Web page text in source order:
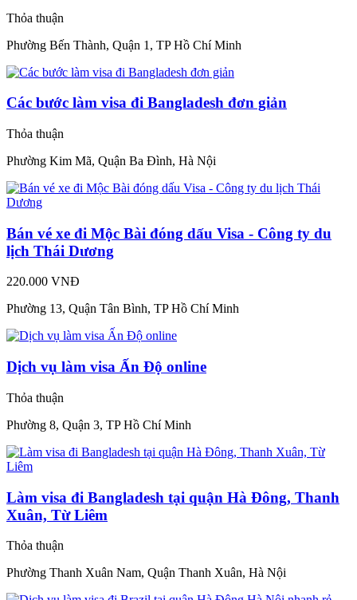
Thỏa thuận
Phường Bến Thành, Quận 1, TP Hồ Chí Minh
Các bước làm visa đi Bangladesh đơn giản
Thỏa thuận
Phường Kim Mã, Quận Ba Đình, Hà Nội
Bán vé xe đi Mộc Bài đóng dấu Visa - Công ty du
lịch Thái Dương
220.000 VNĐ
Phường 13, Quận Tân Bình, TP Hồ Chí Minh
Dịch vụ làm visa Ấn Độ online
Thỏa thuận
Phường 8, Quận 3, TP Hồ Chí Minh
Làm visa đi Bangladesh tại quận Hà Đông, Thanh
Xuân, Từ Liêm
Thỏa thuận
Phường Thanh Xuân Nam, Quận Thanh Xuân, Hà Nội